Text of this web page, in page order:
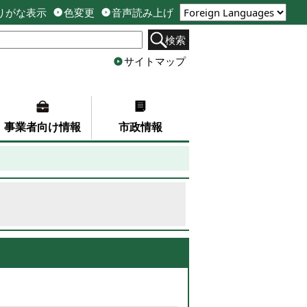
がな表示 色変更
音声読み上げ
検索
サイトマップ
事業者向け情報 市政情報